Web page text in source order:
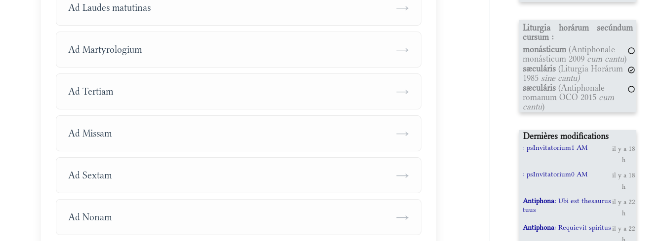
Ad Laudes matutinas →
Ad Martyrologium →
Ad Tertiam →
Ad Missam →
Ad Sextam →
Ad Nonam →
Liturgia horárum secúndum
cursum :
monásticum (Antiphonale
monásticum 2009 cum cantu)
sæculáris (Liturgia Horárum
1985 sine cantu)
sæculáris (Antiphonale
romanum OCO 2015 cum
cantu)
Dernières modifications
: psInvitatorium1 AM
il y a 18
h
: psInvitatorium0 AM
il y a 18
h
Antiphona: Ubi est thesaurus
tuus
il y a 22
h
Antiphona: Requievit spiritus il y a 22
h